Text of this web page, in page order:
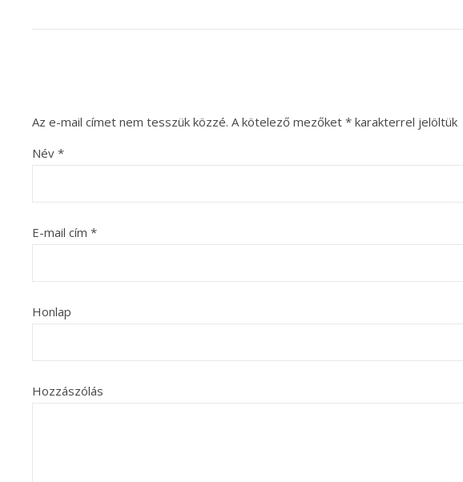
Az e-mail címet nem tesszük közzé. A kötelező mezőket * karakterrel jelöltük
Név *
E-mail cím *
Honlap
Hozzászólás